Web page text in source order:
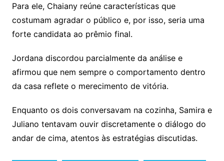
Para ele, Chaiany reúne características que
costumam agradar o público e, por isso, seria uma
forte candidata ao prêmio final.
Jordana discordou parcialmente da análise e
afirmou que nem sempre o comportamento dentro
da casa reflete o merecimento de vitória.
Enquanto os dois conversavam na cozinha, Samira e
Juliano tentavam ouvir discretamente o diálogo do
andar de cima, atentos às estratégias discutidas.